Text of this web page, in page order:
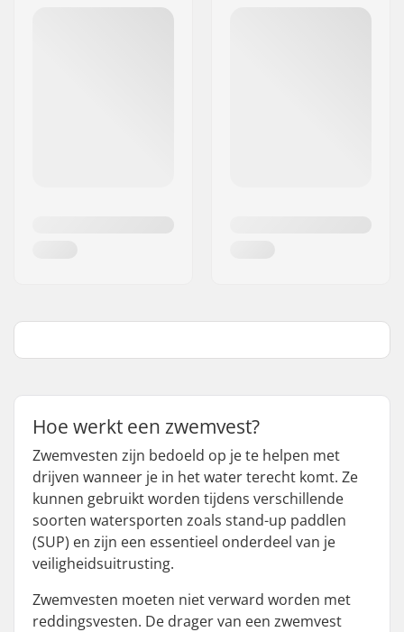
Hoe werkt een zwemvest?
Zwemvesten zijn bedoeld op je te helpen met
drijven wanneer je in het water terecht komt. Ze
kunnen gebruikt worden tijdens verschillende
soorten watersporten zoals stand-up paddlen
(SUP) en zijn een essentieel onderdeel van je
veiligheidsuitrusting.
Zwemvesten moeten niet verward worden met
reddingsvesten. De drager van een zwemvest